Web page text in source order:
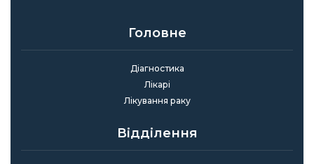
Головне
Діагностика
Лікарі
Лікування раку
Відділення